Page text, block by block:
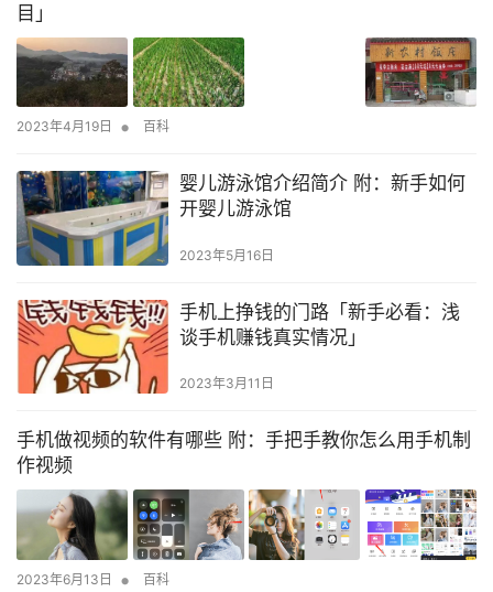
目」
2023年4月19日 • 百科
婴儿游泳馆介绍简介 附：新手如何
开婴儿游泳馆
2023年5月16日
手机上挣钱的门路「新手必看：浅
谈手机赚钱真实情况」
2023年3月11日
手机做视频的软件有哪些 附：手把手教你怎么用手机制
作视频
2023年6月13日 • 百科